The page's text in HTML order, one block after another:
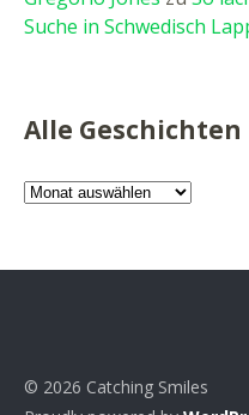
Suche in Schwedisch
Alle Geschichten
Alle
© 2026 Catching Smiles